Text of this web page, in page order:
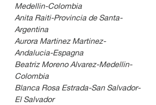
Medellin-Colombia
Anita Raiti-Provincia de Santa-
Argentina
Aurora Martinez Martinez-
Andalucia-Espagna
Beatriz Moreno Alvarez-Medellin-
Colombia
Blanca Rosa Estrada-San Salvador-
El Salvador